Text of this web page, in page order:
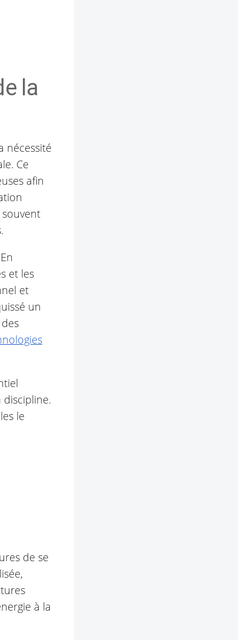
la
nécessité
Ce
afin
et les
et
un
le
de se
à la